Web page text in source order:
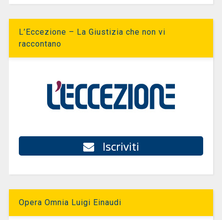
L’Eccezione – La Giustizia che non vi
raccontano
Iscriviti
Opera Omnia Luigi Einaudi